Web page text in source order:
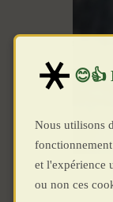
Nous utilisons
et l'expérience
ou non ces